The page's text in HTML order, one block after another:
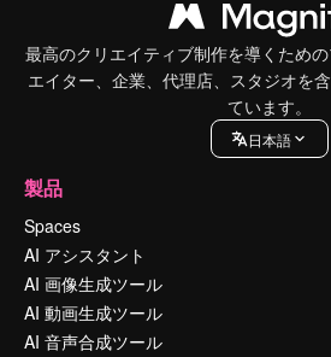
最高のクリエイティブ制作を導くため
エイター、企業、代理店、スタジオを
ています。
日本語
製品
Spaces
AI アシスタント
AI 画像生成ツール
AI 動画生成ツール
AI 音声合成ツール